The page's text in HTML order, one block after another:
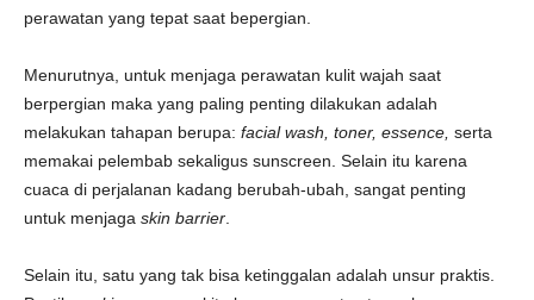
perawatan yang tepat saat bepergian.
Menurutnya, untuk menjaga perawatan kulit wajah saat
berpergian maka yang paling penting dilakukan adalah
melakukan tahapan berupa: facial wash, toner, essence, serta
memakai pelembab sekaligus sunscreen. Selain itu karena
cuaca di perjalanan kadang berubah-ubah, sangat penting
untuk menjaga skin barrier
Selain itu, satu yang tak bisa ketinggalan adalah unsur praktis.